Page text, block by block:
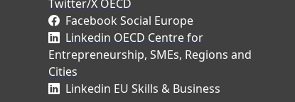
Twitter/X OECD
Facebook Social Europe
Linkedin OECD Centre for
Entrepreneurship, SMEs, Regions and
Cities
Linkedin EU Skills & Business